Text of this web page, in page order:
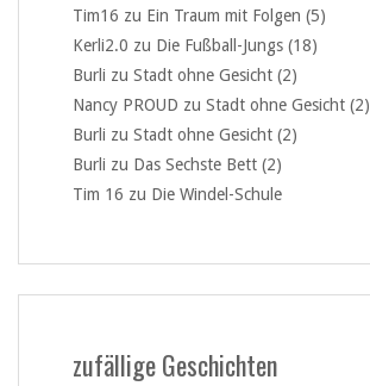
Tim16 zu Ein Traum mit Folgen (5)
Kerli2.0 zu Die Fußball-Jungs (18)
Burli zu Stadt ohne Gesicht (2)
Nancy PROUD zu Stadt ohne Gesicht (2)
Burli zu Stadt ohne Gesicht (2)
Burli zu Das Sechste Bett (2)
Tim 16 zu Die Windel-Schule
zufällige Geschichten